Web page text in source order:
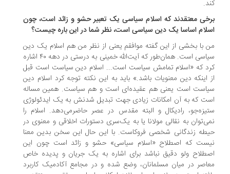
معتقدند که اسلام سیاسی یک تعبیر حشو و زائد است، چون
اساسا یک دین سیاسی است، نظر شما در این باره چیست؟
با بخشی از این گفته موافقم یعنی از نظر من هم اسلام یک دین
سیاسی است. همان‌طور که آیت‌الله خمینی به درستی در دهه ۴۰ اشاره
که «اسلام تمامش سیاست است... اسلام دین سیاست است قبل
اینکه دین معنویات باشد.» باید به این نکته توجه کرد اسلام دین
است یعنی هم عقیده‌ای است و هم سیاست. همین مساله
که به آن امکانات زیادی جهت تبدیل شدنش به یک ایدئولوژی
رادیکال و البته مقدس در عصر حاضرمی‌دهد. اسلام را
به نقالی مولانا یا به یک‌سری دستورات اخلاقی و معنوی در
زندگانی شخصی فروکاست. با این حال این سخن بدین معنا
که اصطلاح «اسلام سیاسی» حشو و زائد است چون این
ولو دقیق نباشد برای اشاره به یک جریان و پدیده خاص
در میان مسلمانان، وضع شده و در مجامع آکادمیک کاربرد